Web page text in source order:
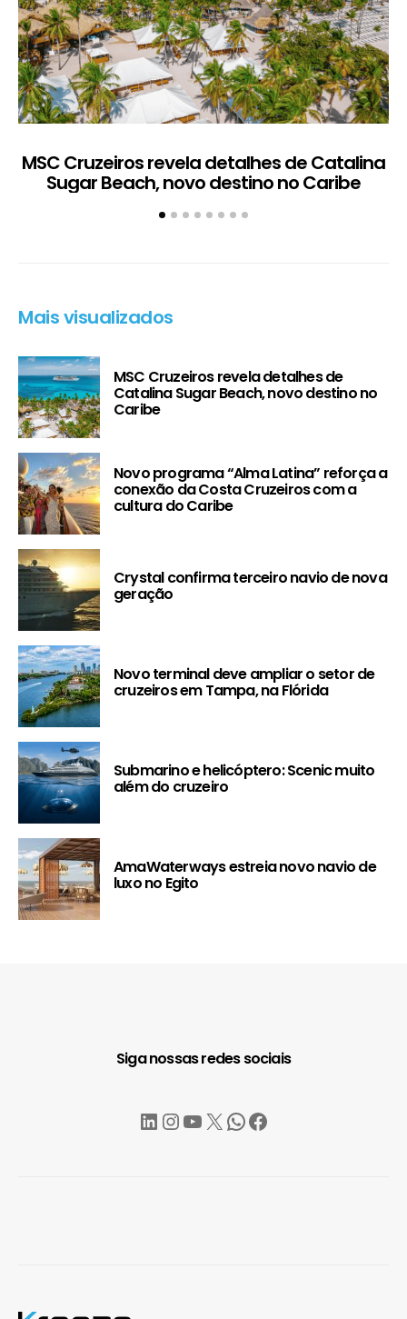
MSC Cruzeiros revela detalhes de Catalina
Sugar Beach, novo destino no Caribe
Mais visualizados
MSC Cruzeiros revela detalhes de
Catalina Sugar Beach, novo destino no
Caribe
Novo programa “Alma Latina” reforça a
conexão da Costa Cruzeiros com a
cultura do Caribe
Crystal confirma terceiro navio de nova
geração
Novo terminal deve ampliar o setor de
cruzeiros em Tampa, na Flórida
Submarino e helicóptero: Scenic muito
além do cruzeiro
AmaWaterways estreia novo navio de
luxo no Egito
Siga nossas redes sociais
LinkedIn
Instagram
YouTube
X WhatsApp
Facebook